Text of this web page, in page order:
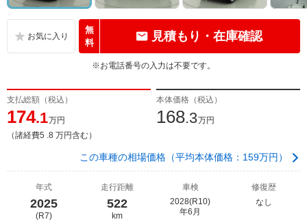
無
料
見積もり・在庫確認
※お電話番号の入力は不要です。
支払総額（税込）
174.1万円
（諸経費5 .8 万円含む）
本体価格（税込）
168.3万円
この車種の相場価格（平均本体価格：159万円）
年式
2025
(R7)
走行距離
522
km
車検
2028(R10)
年6月
修復歴
なし